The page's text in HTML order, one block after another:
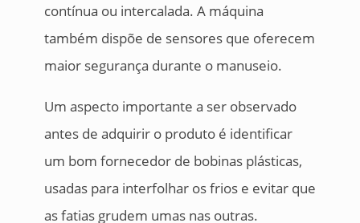
contínua ou intercalada. A máquina
também dispõe de sensores que oferecem
maior segurança durante o manuseio.
Um aspecto importante a ser observado
antes de adquirir o produto é identificar
um bom fornecedor de bobinas plásticas,
usadas para interfolhar os frios e evitar que
as fatias grudem umas nas outras.